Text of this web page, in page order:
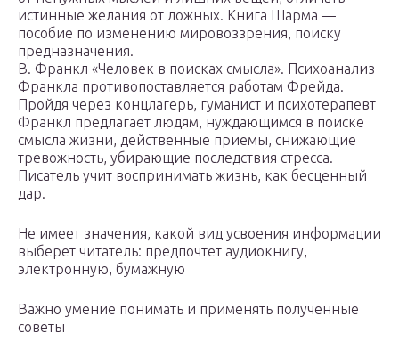
истинные желания от ложных. Книга Шарма —
пособие по изменению мировоззрения, поиску
предназначения.
В. Франкл «Человек в поисках смысла». Психоанализ
Франкла противопоставляется работам Фрейда.
Пройдя через концлагерь, гуманист и психотерапевт
Франкл предлагает людям, нуждающимся в поиске
смысла жизни, действенные приемы, снижающие
тревожность, убирающие последствия стресса.
Писатель учит воспринимать жизнь, как бесценный
дар.
Не имеет значения, какой вид усвоения информации
выберет читатель: предпочтет аудиокнигу,
электронную, бумажную
Важно умение понимать и применять полученные
советы